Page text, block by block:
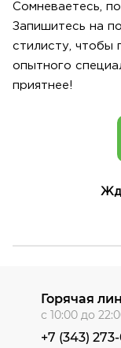
Сомневаетесь,
Запишитесь на
стилисту, чтобы
опытного
приятнее!
Горячая
с 10:00 до
+7 (343)